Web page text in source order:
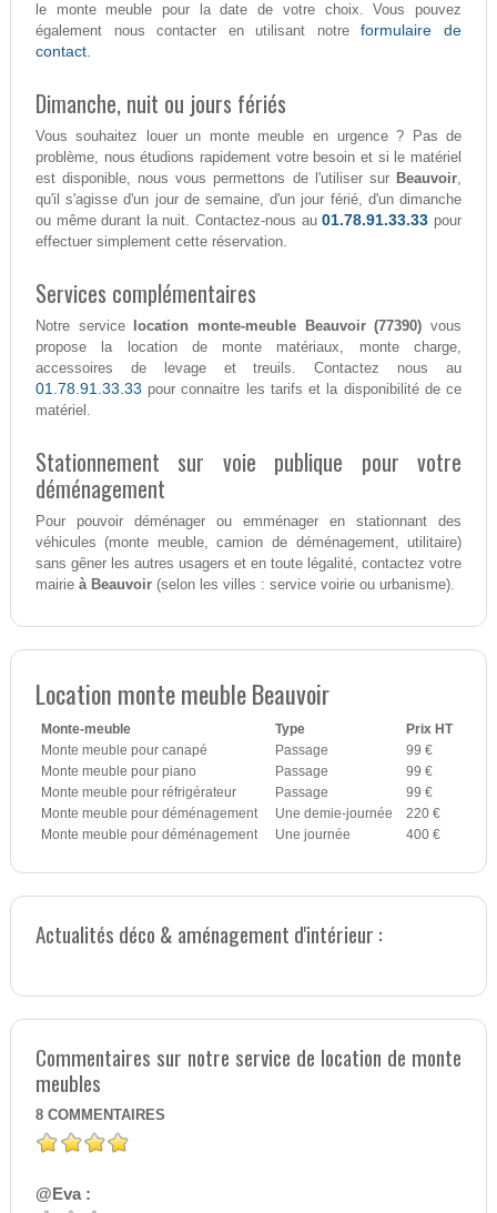
le monte meuble pour la date de votre choix. Vous pouvez
également nous contacter en utilisant notreformulaire de
contact.
Dimanche, nuit ou jours fériés
Vous souhaitez louer un monte meuble en urgence ? Pas de
problème, nous étudions rapidement votre besoin et si le matériel
est disponible, nous vous permettons de l'utiliser sur Beauvoir,
qu'il s'agisse d'un jour de semaine, d'un jour férié, d'un dimanche
ou même durant la nuit. Contactez-nous au01.78.91.33.33 pour
effectuer simplement cette réservation.
Services complémentaires
Notre service location monte-meuble Beauvoir (77390) vous
propose la location de monte matériaux, monte charge,
accessoires de levage et treuils. Contactez nous au
01.78.91.33.33 pour connaitre les tarifs et la disponibilité de ce
matériel.
Stationnement sur voie publique pour votre
déménagement
Pour pouvoir déménager ou emménager en stationnant des
véhicules (monte meuble, camion de déménagement, utilitaire)
sans gêner les autres usagers et en toute légalité, contactez votre
mairie à Beauvoir(selon les villes : service voirie ou urbanisme).
Location monte meuble Beauvoir
Monte-meuble Type
Prix HT
Monte meuble pour canapé
Passage
99 €
Monte meuble pour piano
Passage
99 €
Monte meuble pour réfrigérateur
Passage
99 €
Monte meuble pour déménagement
Une demie-journée
220 €
Monte meuble pour déménagement
Une journée 400 €
Actualités déco & aménagement d'intérieur :
Commentaires sur notre service de location de monte
meubles
8 COMMENTAIRES
@Eva :